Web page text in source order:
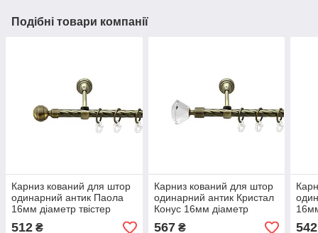
Подібні товари компанії
Карниз кований для штор
одинарний антик Паола
16мм діаметр твістер
512 ₴
Карниз кований для штор
одинарний антик Кристал
Конус 16мм діаметр
твістер кручена комплект
567₴ 542